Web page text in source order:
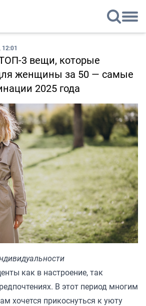
3 вещи, которые
женщины за 50 — самые
2025 года
как в настроение, так
В этот период многим
хочется прикоснуться к уюту